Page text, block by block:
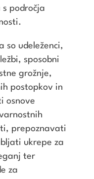
s področja
so udeleženci,
sposobni
grožnje,
postopkov in
osnove
prepoznavati
ukrepe za
ter
za